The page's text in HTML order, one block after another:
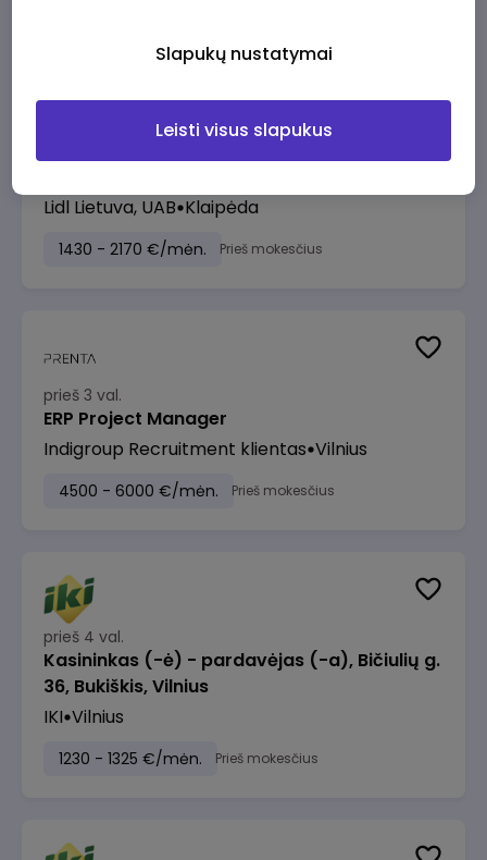
Lidl Lietuva, UAB Klaipėda
1430 - 2170 €/mėn. Prieš mokesčius
prieš 3 val.
ERP Project Manager
Indigroup Recruitment klientas Vilnius
4500 - 6000 €/mėn. Prieš mokesčius
prieš 4 val.
Kasininkas (-ė) - pardavėjas (-a), Bičiulių g.
36, Bukiškis, Vilnius
IKI Vilnius
1230 - 1325 €/mėn. Prieš mokesčius
Slapukų nustatymai
Leisti visus slapukus